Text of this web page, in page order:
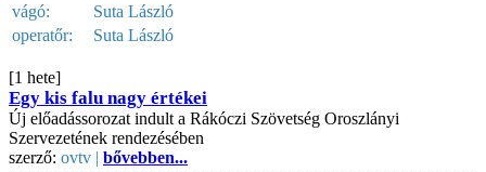
vágó:
Suta László
operatőr:
Suta László
[1 hete]
Egy kis falu nagy értékei
Új előadássorozat indult a Rákóczi Szövetség Oroszlányi
Szervezetének rendezésében
szerző: ovtv | bővebben...